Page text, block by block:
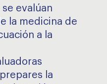
evalúan
la medicina de
a la
la